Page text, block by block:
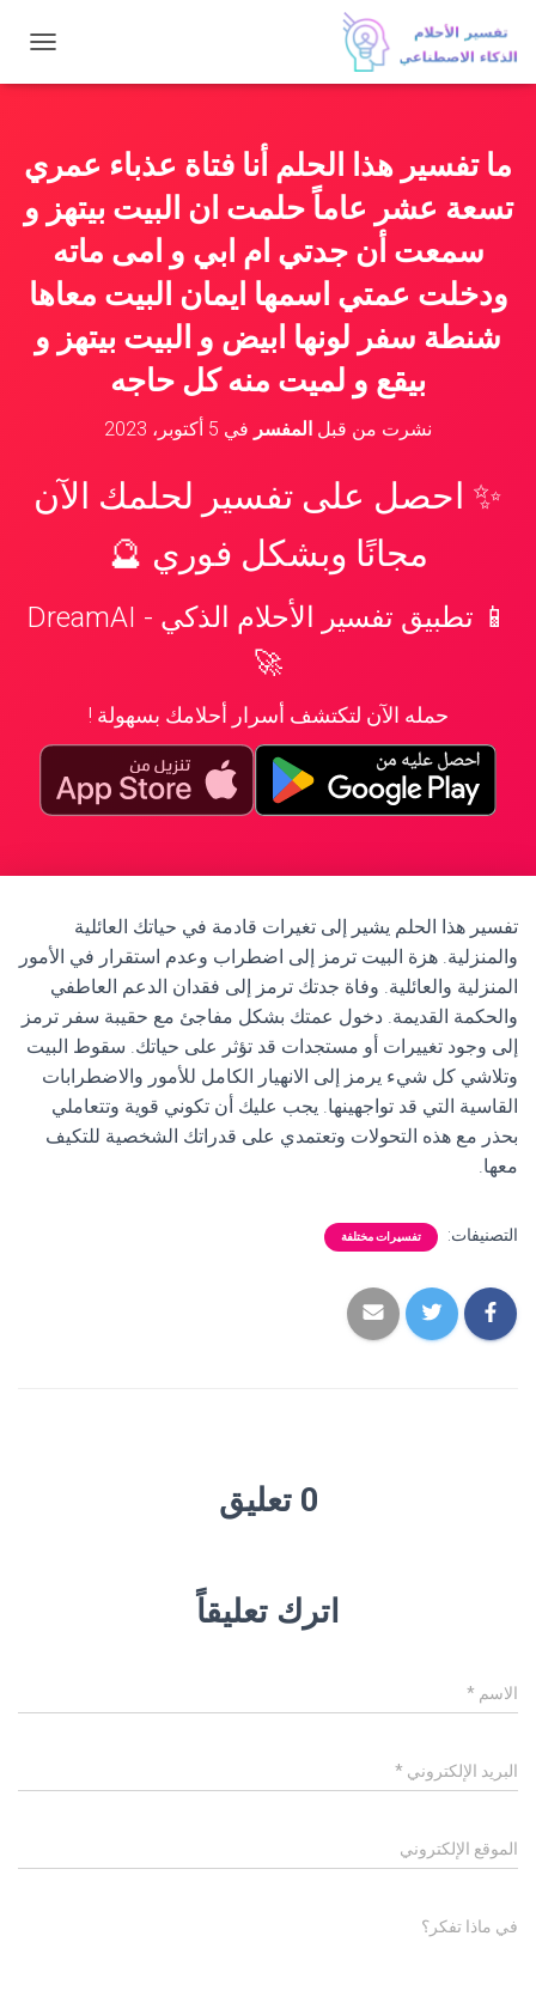
ب
ا
ت
ل
ما تفسير هذا الحلم أنا فتاة عذباء عمري
تسعة عشر عاماً حلمت ان البيت بيتهز و
سمعت أن جدتي ام ابي و امى ماته
ودخلت عمتي اسمها ايمان البيت معاها
شنطة سفر لونها ابيض و البيت بيتهز و
بيقع و لميت منه كل حاجه
نشرت من قبل المفسر في 5 أكتوبر، 2023
✨ احصل على تفسير لحلمك الآن
مجانًا وبشكل فوري 🔮
📱 تطبيق تفسير الأحلام الذكي - DreamAI
🚀
حمله الآن لتكتشف أسرار أحلامك بسهولة !
تفسير هذا الحلم يشير إلى تغيرات قادمة في حياتك العائلية
والمنزلية. هزة البيت ترمز إلى اضطراب وعدم استقرار في الأمور
المنزلية والعائلية. وفاة جدتك ترمز إلى فقدان الدعم العاطفي
والحكمة القديمة. دخول عمتك بشكل مفاجئ مع حقيبة سفر ترمز
إلى وجود تغييرات أو مستجدات قد تؤثر على حياتك. سقوط البيت
وتلاشي كل شيء يرمز إلى الانهيار الكامل للأمور والاضطرابات
القاسية التي قد تواجهينها. يجب عليك أن تكوني قوية وتتعاملي
بحذر مع هذه التحولات وتعتمدي على قدراتك الشخصية للتكيف
معها.
التصنيفات: تفسيرات مختلفة
0 تعليق
اترك تعليقاً
الاسم *
البريد الإلكتروني *
الموقع الإلكتروني
في ماذا تفكر؟